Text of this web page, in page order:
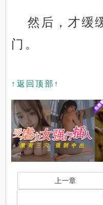
然后，才缓
门。
↑返回顶部↑
上一章